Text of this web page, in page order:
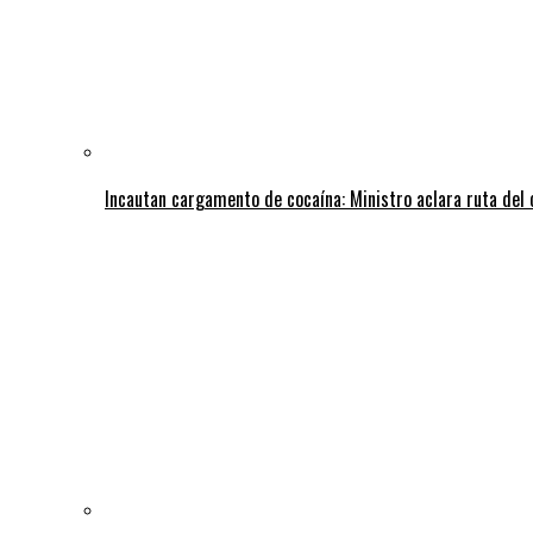
Incautan cargamento de cocaína: Ministro aclara ruta del